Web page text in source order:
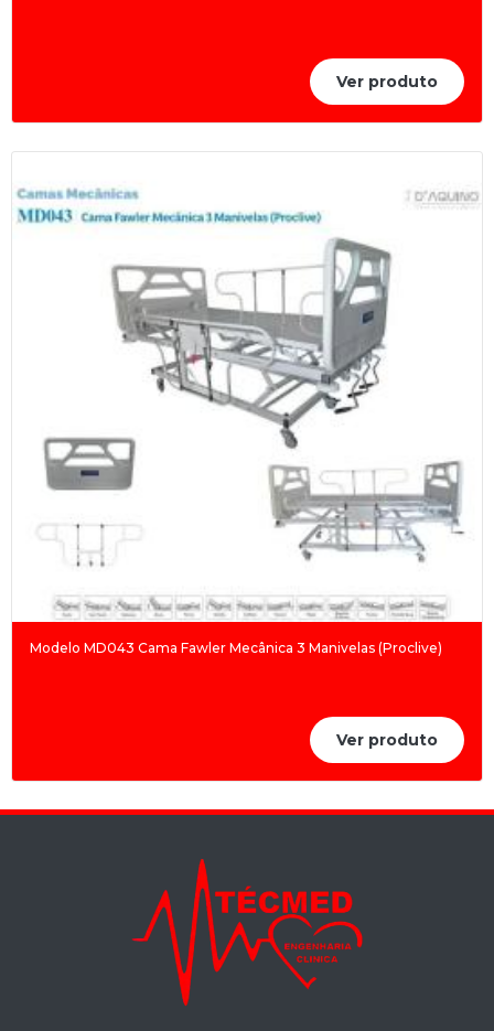
Ver produto
Modelo MD043 Cama Fawler Mecânica 3 Manivelas (Proclive)
Ver produto